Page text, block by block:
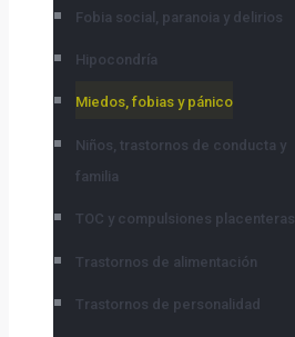
Fobia social, paranoia y delirios
Hipocondría
Miedos, fobias y pánico
Niños, trastornos de conducta y
familia
TOC y compulsiones placenteras
Trastornos de alimentación
Trastornos de personalidad